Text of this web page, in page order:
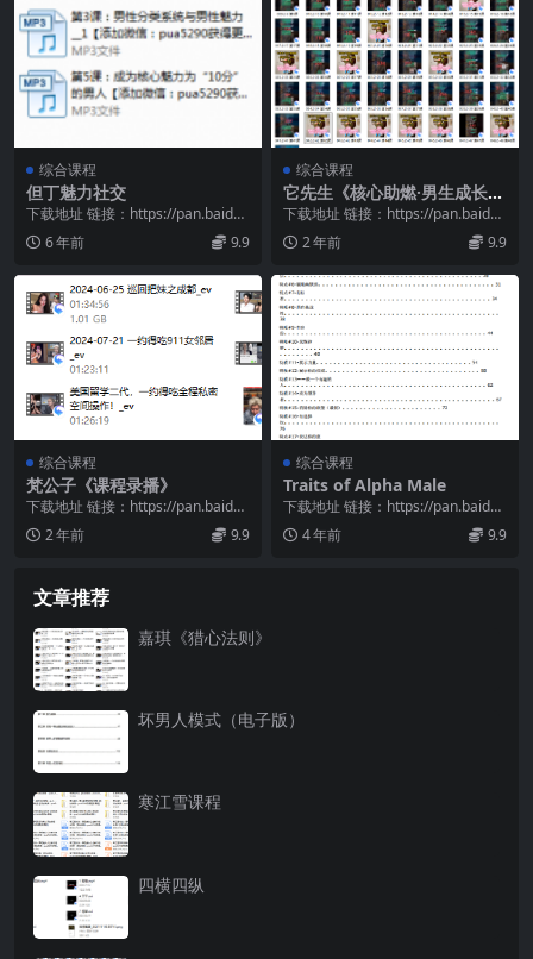
综合课程
但丁魅力社交
下载地址 链接：https://pan.baidu.
com/s/15iHLnQc...
6 年前 9.9
综合课程
它先生《核心助燃·男生成长系
列》案例49节
下载地址 链接：https://pan.baidu.
com/s/1j5X_Uqj...
2 年前 9.9
综合课程
梵公子《课程录播》
下载地址 链接：https://pan.baidu.
com/s/100L7_A_...
2 年前 9.9
综合课程
Traits of Alpha Male
下载地址 链接：https://pan.baidu.
com/s/1XI8iHZQ...
4 年前 9.9
文章推荐
嘉琪《猎心法则》
坏男人模式（电子版）
寒江雪课程
四横四纵